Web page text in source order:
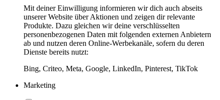
Mit deiner Einwilligung informieren wir dich auch abseits
unserer Website über Aktionen und zeigen dir relevante
Produkte. Dazu gleichen wir deine verschlüsselten
personenbezogenen Daten mit folgenden externen Anbietern
ab und nutzen deren Online-Werbekanäle, sofern du deren
Dienste bereits nutzt:
Bing, Criteo, Meta, Google, LinkedIn, Pinterest, TikTok
Marketing